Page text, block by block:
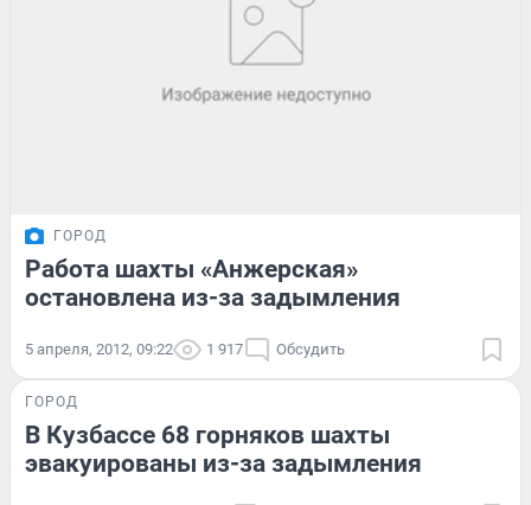
ГОРОД
Работа шахты «Анжерская»
остановлена из-за задымления
5 апреля, 2012, 09:22 1 917 Обсудить
ГОРОД
В Кузбассе 68 горняков шахты
эвакуированы из-за задымления